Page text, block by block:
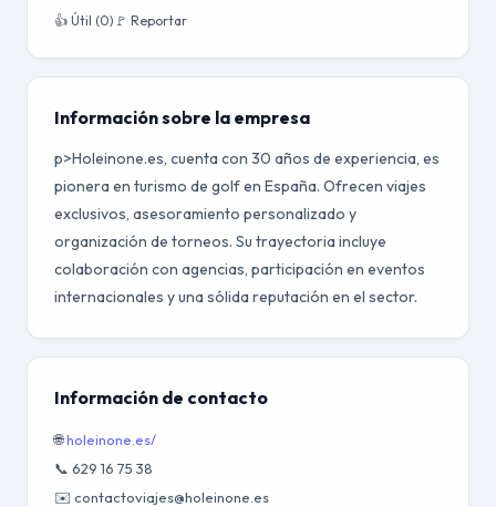
👍 Útil (0) 🚩 Reportar
Información sobre la empresa
p>Holeinone.es, cuenta con 30 años de experiencia, es
pionera en turismo de golf en España. Ofrecen viajes
exclusivos, asesoramiento personalizado y
organización de torneos. Su trayectoria incluye
colaboración con agencias, participación en eventos
internacionales y una sólida reputación en el sector.
Información de contacto
🌐holeinone.es/
📞 629 16 75 38
✉️ contactoviajes@holeinone.es